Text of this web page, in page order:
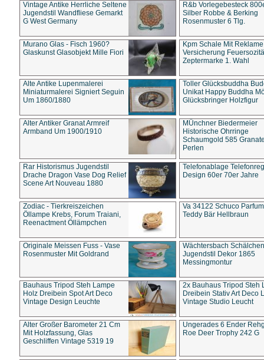
Vintage Antike Herrliche Seltene
Jugendstil Wandfliese Gemarkt
G West Germany
R&b Vorlegebesteck
Silber Robbe & Berking
Rosenmuster 6 Tlg.
Murano Glas - Fisch 1960?
Glaskunst Glasobjekt Mille Fiori
Kpm Schale Mit Reklame
Versicherung
Zeptermarke 1. Wahl
Alte Antike Lupenmalerei
Miniaturmalerei Signiert Seguin
Um 1860/1880
Toller Glücksbuddha
Unikat Happy Buddha
Glücksbringer Holzfigur
Alter Antiker Granat Armreif
Armband Um 1900/1910
MÜnchner Biedermeier
Historische Ohrringe
Schaumgold 585
Perlen
Rar Historismus Jugendstil
Drache Dragon Vase Dog Relief
Scene Art Nouveau 1880
Telefonablage
Design 60er 70er Jahre
Zodiac - Tierkreiszeichen
Öllampe Krebs, Forum Traiani,
Reenactment Öllämpchen
Va 34122 Schuco
Teddy Bär Hellbraun
Originale Meissen Fuss - Vase
Rosenmuster Mit Goldrand
Wächtersbach Schälchen
Jugendstil Dekor 1865
Messingmontur
Bauhaus Tripod Steh Lampe
Holz Dreibein Spot Art Deco
Vintage Design Leuchte
2x Bauhaus Tripod Steh
Dreibein Stativ Art Deco
Vintage Studio Leucht
Alter Großer Barometer 21 Cm
Mit Holzfassung, Glas
Geschliffen Vintage 5319 19
Ungerades 6 Ender
Roe Deer Trophy 242 G